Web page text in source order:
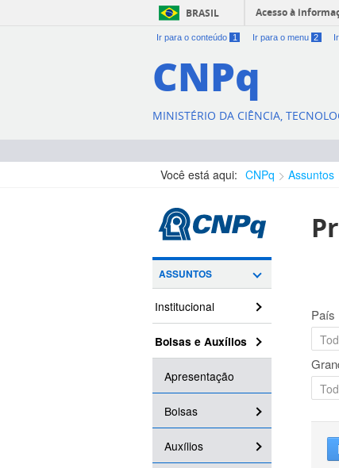
BRASIL Acesso à
Ir para o conteúdo 1 Ir para o menu 2
CNPq
MINISTÉRIO DA CIÊNCIA,
Você está aqui: CNPq Assuntos
ASSUNTOS
Institucional
Bolsas e Auxílios
Apresentação
Bolsas
Auxílios
País